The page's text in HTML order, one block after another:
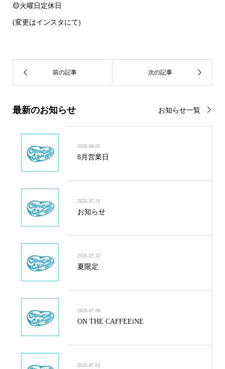
🟡火曜日定休日
(変更はインスタにて)
最新のお知らせ お知らせ一覧
2026.08.05
8月営業日
2026.07.31
お知らせ
2026.07.22
夏限定
2026.07.08
ON THE CAFFEEiNE
2026.07.01